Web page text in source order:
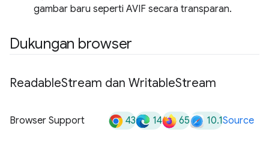
gambar baru seperti AVIF secara transparan.
Dukungan browser
ReadableStream dan WritableStream
Browser Support 43 14 65 10.1Source